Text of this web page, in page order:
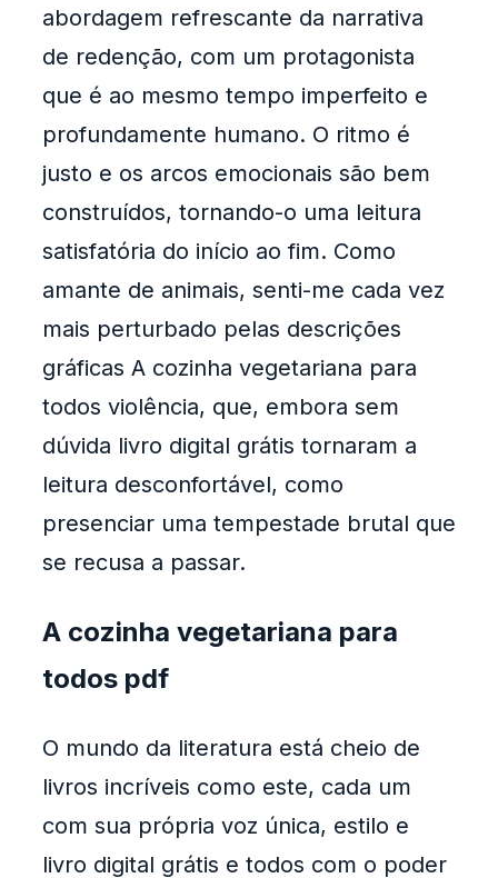
abordagem refrescante da narrativa
de redenção, com um protagonista
que é ao mesmo tempo imperfeito e
profundamente humano. O ritmo é
justo e os arcos emocionais são bem
construídos, tornando-o uma leitura
satisfatória do início ao fim. Como
amante de animais, senti-me cada vez
mais perturbado pelas descrições
gráficas A cozinha vegetariana para
todos violência, que, embora sem
dúvida livro digital grátis tornaram a
leitura desconfortável, como
presenciar uma tempestade brutal que
se recusa a passar.
A cozinha vegetariana para
todos pdf
O mundo da literatura está cheio de
livros incríveis como este, cada um
com sua própria voz única, estilo e
livro digital grátis e todos com o poder